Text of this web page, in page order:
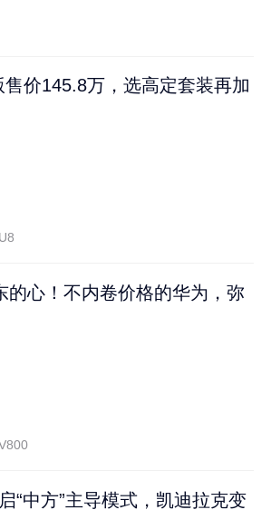
价145.8万，选高定套装再加
的心！不内卷价格的华为，弥
“中方”主导模式，凯迪拉克变